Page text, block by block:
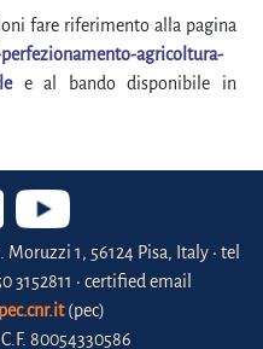
fare riferimento alla pagina
agricoltura-
e al bando disponibile in
Moruzzi 1, 56124 Pisa, Italy • tel
3152811 • certified email
(pec)
C.F. 80054330586